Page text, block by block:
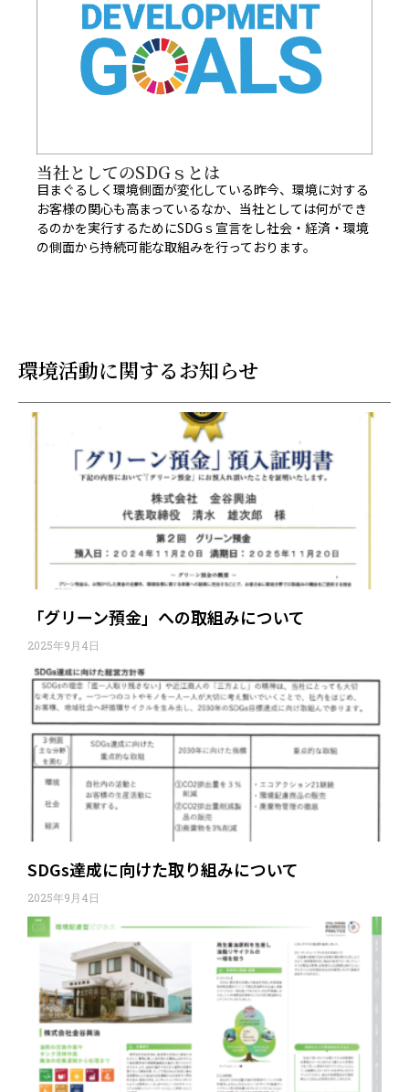
当社としてのSDGｓとは​
目まぐるしく環境側面が変化している昨今、環境に対する
お客様の関心も高まっているなか、当社としては何ができ
るのかを実行するためにSDGｓ宣言をし社会・経済・環境
の側面から持続可能な取組みを行っております。
環境活動に関するお知らせ
「グリーン預金」への取組みについて
2025年9月4日
SDGs達成に向けた取り組みについて
2025年9月4日